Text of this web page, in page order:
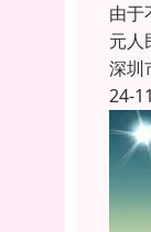
由于
元人
深圳
24-